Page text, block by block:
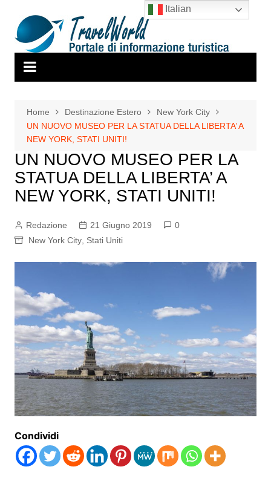
contenuto
Home Destinazione Estero
New York City
UN NUOVO MUSEO PER LA STATUA DELLA LIBERTA’ A
NEW YORK, STATI UNITI!
UN NUOVO MUSEO PER LA
STATUA DELLA LIBERTA’ A
NEW YORK, STATI UNITI!
Redazione 21 Giugno 2019
0
New York City, Stati Uniti
Condividi
Italian